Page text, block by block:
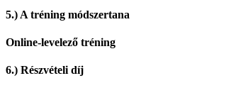
5.) A tréning módszertana
Online-levelező tréning
6.) Részvételi díj